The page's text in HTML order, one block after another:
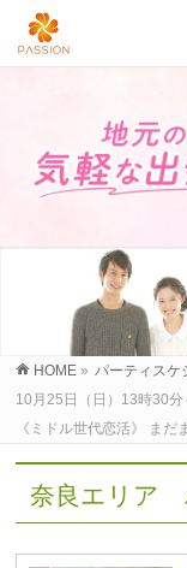
HOME » パーティスケ
10月25日（日）13時30分
《ミドル世代恋活》 ま
奈良エリア